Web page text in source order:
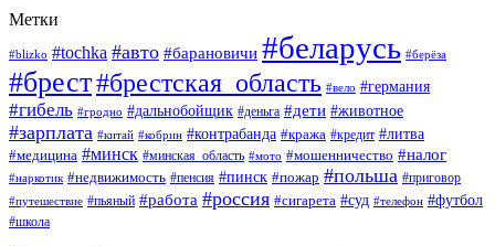
Метки
#blizko #tochka #авто #барановичи #беларусь #берёза
#брест#брестская_область #вело #германия
#гибель #гродно #дальнобойщик #деньга #дети #животное
#зарплата #китай #кобрин #контрабанда #кража #кредит #литва
#медицина #минск #минская_область #мото #мошенничество #налог
#наркотик #недвижимость #пенсия #пинск #пожар #польша #приговор
#путешествие #пьяный #работа #россия #сигарета #суд #телефон #футбол
#школа